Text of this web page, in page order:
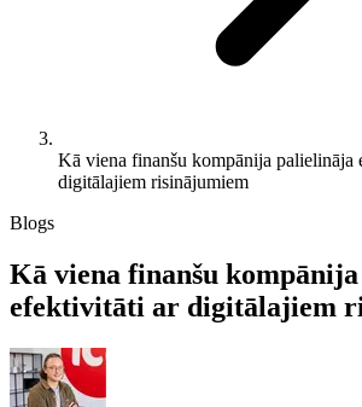
Kā viena finanšu kompānija palielināja
digitālajiem risinājumiem
Blogs
Kā viena finanšu
efektivitāti ar digitālajiem